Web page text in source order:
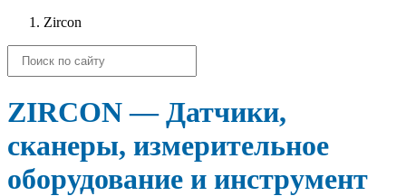
Zircon
ZIRCON — Датчики,
сканеры, измерительное
оборудование и инструмент